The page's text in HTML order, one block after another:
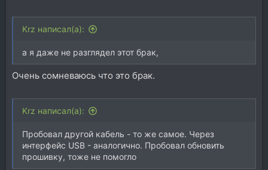
Krz написал(а):
а я даже не разглядел этот брак,
Очень сомневаюсь что это брак.
Krz написал(а):
Пробовал другой кабель - то же самое. Через
интерфейс USB - аналогично. Пробовал обновить
прошивку, тоже не помогло